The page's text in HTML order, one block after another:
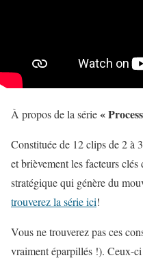
À propos de la série«
Constituée de 12 clips de 2 à
et brièvement les facteurs clés
stratégique qui génère du
trouverez la série ici!
Vous ne trouverez pas ces
vraiment éparpillés !). Ceux-